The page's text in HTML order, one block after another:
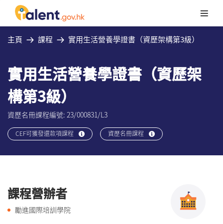
主頁 課程 實用生活營養學證書（資歷架構第3級）
實用生活營養學證書（資歷架
構第3級）
資歷名冊課程編號: 23/000831/L3
CEF可獲發還款項課程 資歷名冊課程
課程營辦者
勵進國際培訓學院